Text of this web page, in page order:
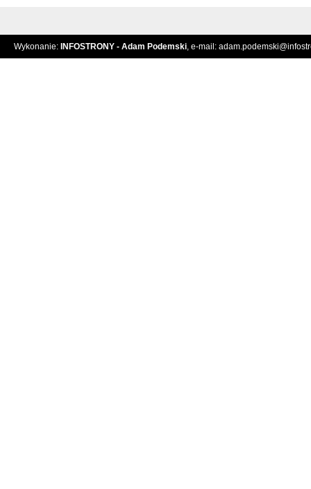
Wykonanie: INFOSTRONY - Adam Podemski, e-mail: